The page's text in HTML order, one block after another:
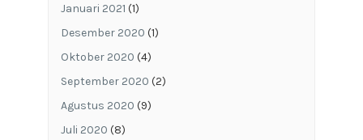
Januari 2021 (1)
Desember 2020 (1)
Oktober 2020 (4)
September 2020 (2)
Agustus 2020 (9)
Juli 2020 (8)